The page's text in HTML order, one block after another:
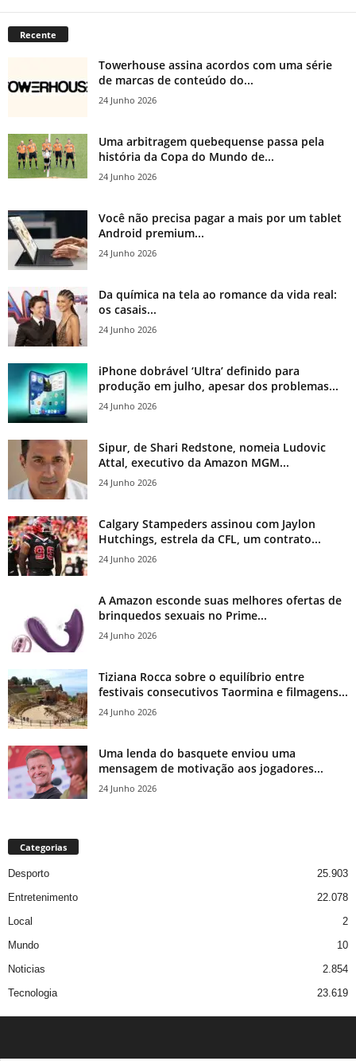
Recente
Towerhouse assina acordos com uma série
de marcas de conteúdo do...
24 Junho 2026
Uma arbitragem quebequense passa pela
história da Copa do Mundo de...
24 Junho 2026
Você não precisa pagar a mais por um tablet
Android premium...
24 Junho 2026
Da química na tela ao romance da vida real:
os casais...
24 Junho 2026
iPhone dobrável ‘Ultra’ definido para
produção em julho, apesar dos problemas...
24 Junho 2026
Sipur, de Shari Redstone, nomeia Ludovic
Attal, executivo da Amazon MGM...
24 Junho 2026
Calgary Stampeders assinou com Jaylon
Hutchings, estrela da CFL, um contrato...
24 Junho 2026
A Amazon esconde suas melhores ofertas de
brinquedos sexuais no Prime...
24 Junho 2026
Tiziana Rocca sobre o equilíbrio entre
festivais consecutivos Taormina e filmagens...
24 Junho 2026
Uma lenda do basquete enviou uma
mensagem de motivação aos jogadores...
24 Junho 2026
Categorias
Desporto
25.903
Entretenimento
22.078
Local
2
Mundo
10
Noticias
2.854
Tecnologia
23.619